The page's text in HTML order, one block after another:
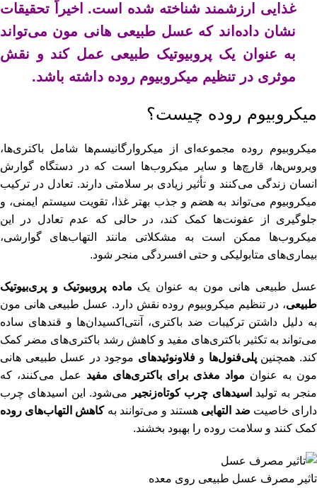
غذایی ارزشمند شناخته شده است. اخیراً تحقیقات
نشان داده‌اند که عسل طبیعی هانی مون می‌تواند
به عنوان یک پروبیوتیک طبیعی عمل کند و نقش
موثری در تنظیم میکروبیوم روده داشته باشد.
میکروبیوم روده چیست؟
میکروبیوم روده مجموعه‌ای از میکروارگانیسم‌ها شامل باکتری‌ها،
ویروس‌ها، قارچ‌ها و سایر میکروب‌ها است که در دستگاه گوارش
انسان زندگی می‌کنند و تأثیر زیادی بر سلامتی دارند. تعادل در ترکیب
میکروبیوم می‌تواند به هضم و جذب بهتر غذا، تقویت سیستم ایمنی، و
جلوگیری از عفونت‌ها کمک کند، در حالی که عدم تعادل در این
میکروب‌ها ممکن است به مشکلاتی مانند التهاب‌های گوارشی،
بیماری‌های متابولیکی و حتی افسردگی منجر شود.
عسل طبیعی هانی مون به عنوان یک ماده پروبیوتیک و پری‌بیوتیک
طبیعی، در تنظیم میکروبیوم روده نقش دارد. عسل طبیعی هانی مون
به دلیل داشتن ترکیبات ضد باکتری، آنتی‌اکسیدان‌ها و قندهای ساده
می‌تواند به تکثیر باکتری‌های مفید و کاهش رشد باکتری‌های مضر کمک
کند. همچنینپلی‌فنول‌ها وفلاونوئیدهای موجود در
عسل طبیعی هانی
مون به عنوان مواد مغذی برای باکتری‌های مفید عمل می‌کنند، که
منجر به تولید اسیدهای چرب کوتاه‌زنجیر
می‌شود. این اسیدهای چرب
دارای خاصیت ضد التهابی هستند و می‌توانند بهکاهش التهاب‌های روده
کمک کنند و سلامت روده را بهبود بخشند.
تاثیر مصرف عسل طبیعی روی معده